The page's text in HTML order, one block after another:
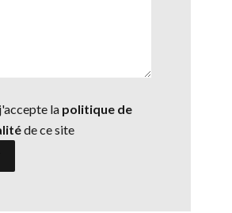
j'accepte la politique de
de ce site